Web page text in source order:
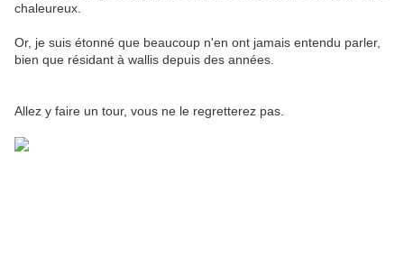
chaleureux.
Or, je suis étonné que beaucoup n'en ont jamais entendu parler,
bien que résidant à wallis depuis des années.
Allez y faire un tour, vous ne le regretterez pas.